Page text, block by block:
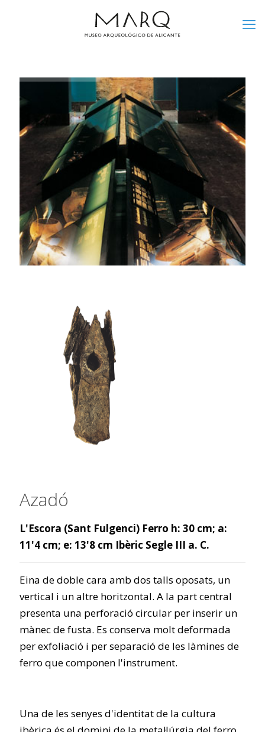
Azadó
L'Escora (Sant Fulgenci) Ferro h: 30 cm; a:
11'4 cm; e: 13'8 cm Ibèric Segle III a. C.
Eina de doble cara amb dos talls oposats, un
vertical i un altre horitzontal. A la part central
presenta una perforació circular per inserir un
mànec de fusta. Es conserva molt deformada
per exfoliació i per separació de les làmines de
ferro que componen l'instrument.
Una de les senyes d'identitat de la cultura